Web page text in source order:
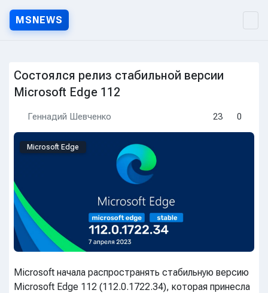
MSNEWS.RU — Новости
MSNEWS
Состоялся релиз стабильной версии
Microsoft Edge 112
Геннадий Шевченко 23 0
Microsoft Edge
Microsoft начала распространять стабильную версию
Microsoft Edge 112 (112.0.1722.34), которая принесла